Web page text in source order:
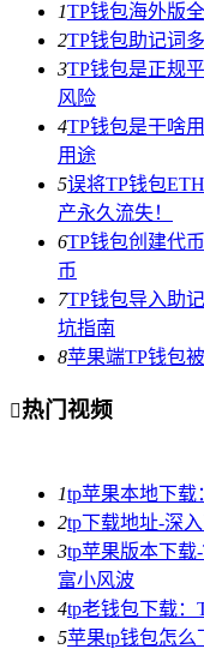
1TP钱包海外版
2TP钱包助记词
3TP钱包是正规
风险
4TP钱包是干啥
用途
5误将TP钱包
产永久流失！
6TP钱包创建代
币
7TP钱包导入助
坑指南
8苹果端TP钱包
热门视频
1tp苹果本地下载
2tp下载地址-深
3tp苹果版本下载
富小风波
4tp老钱包下载：
5苹果tp钱包怎么